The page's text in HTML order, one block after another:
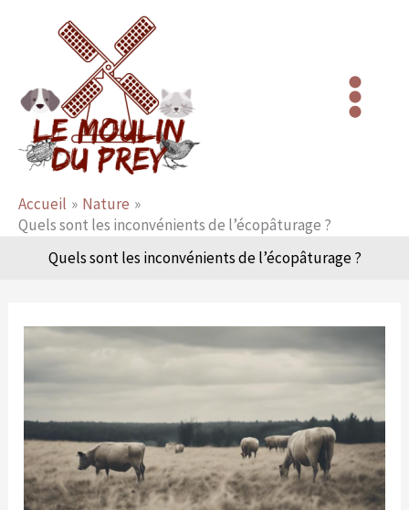
Accueil
Nature
Quels sont les inconvénients de l’écopâturage ?
Quels sont les inconvénients de l’écopâturage ?